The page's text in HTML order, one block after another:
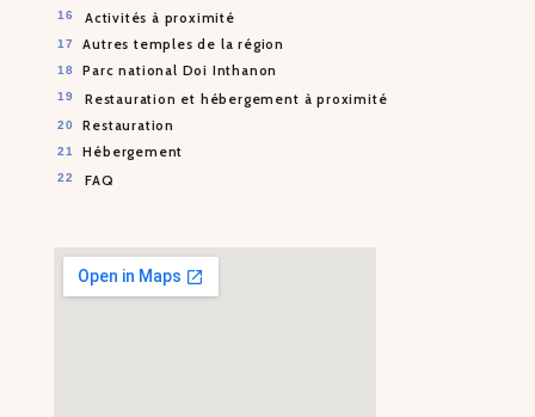
Activités à proximité
Autres temples de la région
Parc national Doi Inthanon
Restauration et hébergement à proximité
Restauration
Hébergement
FAQ